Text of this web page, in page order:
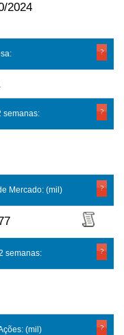
2024
semanas:
Mercado: (mil)
semanas:
(mil)